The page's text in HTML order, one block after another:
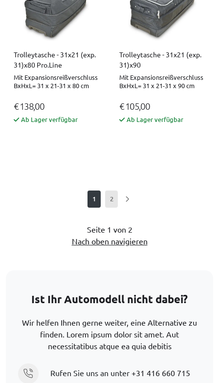
Trolleytasche - 31x21 (exp.
31)x80 Pro.Line
Mit Expansionsreißverschluss
BxHxL= 31 x 21-31 x 80 cm
€ 138,00
Ab Lager verfügbar
Trolleytasche - 31x21 (exp.
31)x90
Mit Expansionsreißverschluss
BxHxL= 31 x 21-31 x 90 cm
€ 105,00
Ab Lager verfügbar
1 2
Seite 1 von 2
Nach oben navigieren
Ist Ihr Automodell nicht dabei?
Wir helfen Ihnen gerne weiter, eine Alternative zu
finden. Lorem ipsum dolor sit amet. Aut
necessitatibus atque ea quia debitis
Rufen Sie uns an unter +31 416 660 715